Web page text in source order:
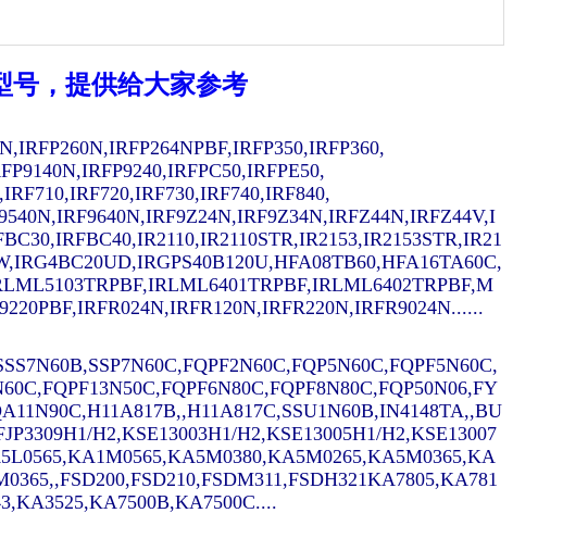
号，提供给大家参考
IRF9Z34N,IRFZ44N,IRFZ44V,I
IR2110,IR2110STR,IR2153,IR2153STR,IR21
H2,KSE13003H1/H2,KSE13005H1/H2,KSE13007